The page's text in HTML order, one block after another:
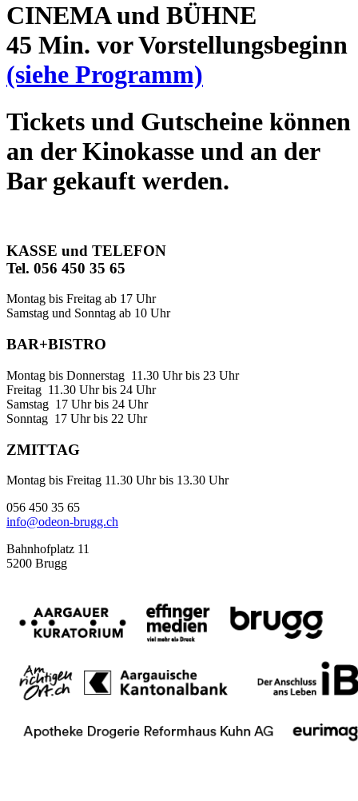
CINEMA und BÜHNE
45 Min. vor Vorstellungsbeginn
(siehe Programm)
Tickets und Gutscheine können
an der Kinokasse und an der
Bar gekauft werden.
KASSE und TELEFON
Tel. 056 450 35 65
Montag bis Freitag ab 17 Uhr
Samstag und Sonntag ab 10 Uhr
BAR+BISTRO
Montag bis Donnerstag 11.30 Uhr bis 23 Uhr
Freitag 11.30 Uhr bis 24 Uhr
Samstag 17 Uhr bis 24 Uhr
Sonntag 17 Uhr bis 22 Uhr
ZMITTAG
Montag bis Freitag 11.30 Uhr bis 13.30 Uhr
056 450 35 65
info@odeon-brugg.ch
Bahnhofplatz 11
5200 Brugg